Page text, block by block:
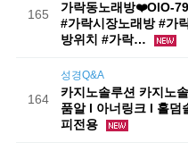
165
가락동노래방❤️OlO-
#가락시장노래방 #가
방위치 #가락…
164
성경Q&A
카지노솔루션 카지노
품알 l 아너링크 l 홀덤
피전용